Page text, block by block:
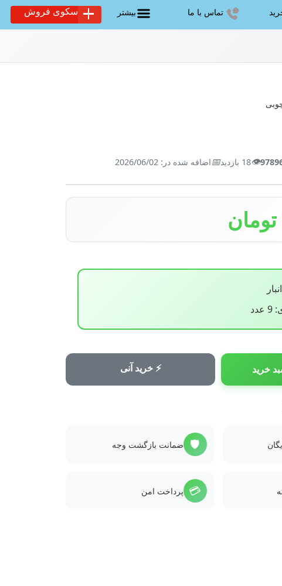
تماس با ما بیشتر سکوی فروش
👁️18 بازدید 📅اضافه شده در: 2026/06/02
خرید ⚡ خرید آنی
🛡️ ضمانت بازگشت وجه
💳 پرداخت امن